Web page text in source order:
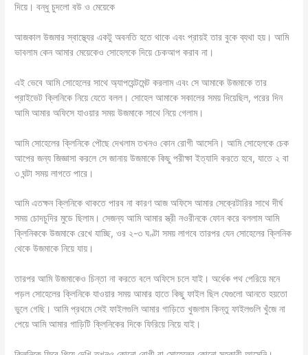
দিয়ে। বন্ধু চুদলো বউ ও মেয়েকে
আজকাল উজমার স্বাস্থ্যের একটু অবনতি হতে থাকে এবং প্রায়ই তার বুকে ব্যথা হয়। আমি
ভাবলাম কেন আমার মেয়েকেও সোহেলকে দিয়ে চেকআপ করাব না।
এই ভেবে আমি সোহেলের সাথে অ্যাপয়েন্টমেন্ট করলাম এবং সে আমাকে উজমাকে তার
প্রাইভেট ক্লিনিকে নিয়ে যেতে বলল। সোহেল আমাকে সকালের সময় দিয়েছিল, পরের দিন
আমি আমার অফিসে যাওয়ার সময় উজমাকে সাথে নিয়ে গেলাম।
আমি সোহেলের ক্লিনিকে পৌছে দেখলাম তখনও কোন রোগী আসেনি। আমি সোহেলকে চেক
আপের জন্য জিজ্ঞাসা করলে সে জানায় উজমাকে কিছু পরীক্ষা ইত্যাদি করতে হবে, যাতে ২ বা
৩ ঘন্টা সময় লাগতে পারে।
আমি এতক্ষন ক্লিনিকে থাকতে পারব না কারণ আজ অফিসে আমার সেক্রেটারির সাথে দীর্ঘ
সময় চোদচুদির মুডে ছিলাম। সেজন্য আমি আমার স্ত্রী নওরীনকে ফোন করে বললাম আমি
ক্লিনিককে উজমাকে রেখে যাচ্ছি, ওর ২-৩ ঘণ্টা সময় লাগবে তারপর যেন সোহেলের ক্লিনিক
থেকে উজমাকে নিয়ে যায়।
তারপর আমি উজমাকেও চিন্তা না করতে বলে অফিসে চলে যাই। অর্ধেক পথ পেরিয়ে মনে
পড়ল সোহেলের ক্লিনিকে যাওয়ার সময় আমার হাতে কিছু ফাইল ছিল যেগুলো আনতে হয়তো
ভুলে গেছি। আমি প্রথমে সেই ফাইলগুলি আমার গাড়িতে খুজলাম কিন্তু ফাইলগুলি খুঁজে না
পেয়ে আমি আমার গাড়িটি ক্লিনিকের দিকে ফিরিয়ে নিয়ে যাই।